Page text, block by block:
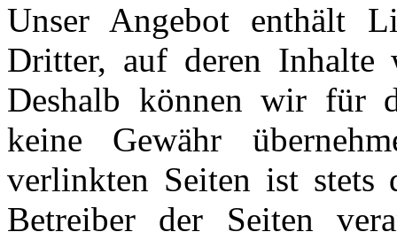
Unser Angebot enthält
Dritter, auf deren Inhalte
Deshalb können wir für
keine Gewähr
verlinkten Seiten ist stets
Betreiber der Seiten